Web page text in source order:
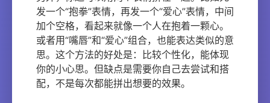
发一个“抱拳”表情，再发一个“爱心”表情，中间
加个空格，看起来就像一个人在抱着一颗心。
或者用“嘴唇”和“爱心”组合，也能表达类似的意
思。这个方法的好处是：比较个性化，能体现
你的小心思。但缺点是需要你自己去尝试和搭
配，不是每次都能拼出想要的效果。